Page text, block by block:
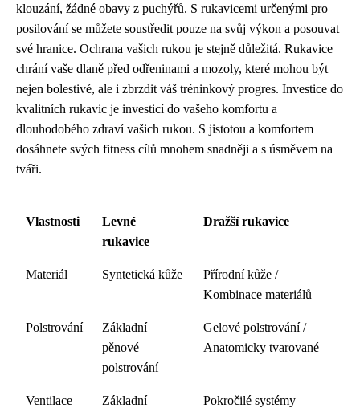
klouzání, žádné obavy z puchýřů. S rukavicemi určenými pro
posilování se můžete soustředit pouze na svůj výkon a posouvat
své hranice. Ochrana vašich rukou je stejně důležitá. Rukavice
chrání vaše dlaně před odřeninami a mozoly, které mohou být
nejen bolestivé, ale i zbrzdit váš tréninkový progres. Investice do
kvalitních rukavic je investicí do vašeho komfortu a
dlouhodobého zdraví vašich rukou. S jistotou a komfortem
dosáhnete svých fitness cílů mnohem snadněji a s úsměvem na
tváři.
Vlastnosti
Levné
rukavice
Dražší rukavice
Materiál Syntetická kůže
Přírodní kůže /
Kombinace materiálů
Polstrování
Základní
pěnové
polstrování
Gelové polstrování /
Anatomicky tvarované
Ventilace
Základní
Pokročilé systémy